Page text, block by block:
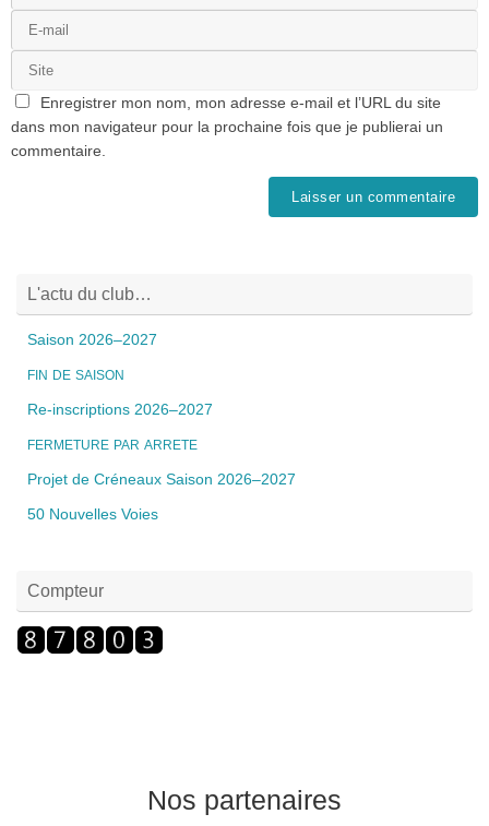
Enregistrer mon nom, mon adresse e-mail et l’URL du site
dans mon navigateur pour la prochaine fois que je publierai un
commentaire.
L'actu du club…
Saison 2026–2027
FIN DE SAISON
Re-inscriptions 2026–2027
FERMETURE PAR ARRETE
Projet de Créneaux Saison 2026–2027
50 Nouvelles Voies
Compteur
Nos partenaires